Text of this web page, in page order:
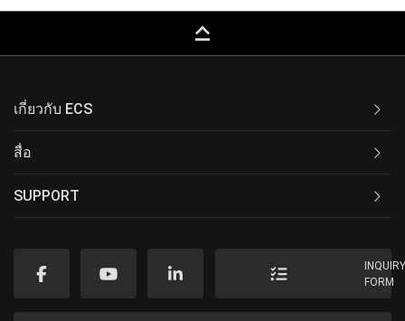
keyboard_capslock
เกี่ยวกับ ECS
สื่อ
SUPPORT
FORM